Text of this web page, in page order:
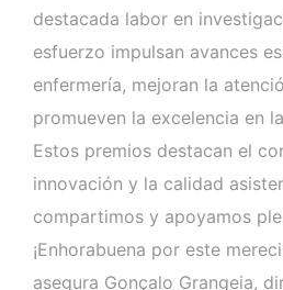
destacada labor en
esfuerzo impulsan avances
enfermería, mejoran la
promueven la excelencia en
Estos premios destacan el
innovación y la calidad
compartimos y apoyamos
¡Enhorabuena por este
asegura Gonçalo Grangeia,